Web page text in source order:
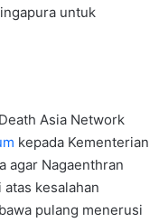
untuk
Asia Network
kepada Kementerian
agar Nagaenthran
kesalahan
pulang menerusi